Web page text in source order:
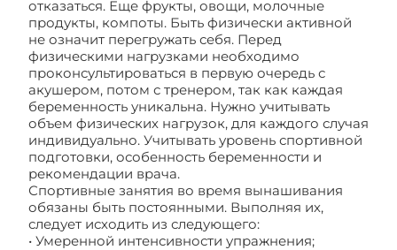
отказаться. Еще фрукты, овощи, молочные
продукты, компоты. Быть физически активной
не означит перегружать себя. Перед
физическими нагрузками необходимо
проконсультироваться в первую очередь с
акушером, потом с тренером, так как каждая
беременность уникальна. Нужно учитывать
объем физических нагрузок, для каждого случая
индивидуально. Учитывать уровень спортивной
подготовки, особенность беременности и
рекомендации врача.
Спортивные занятия во время вынашивания
обязаны быть постоянными. Выполняя их,
следует исходить из следующего:
• Умеренной интенсивности упражнения;